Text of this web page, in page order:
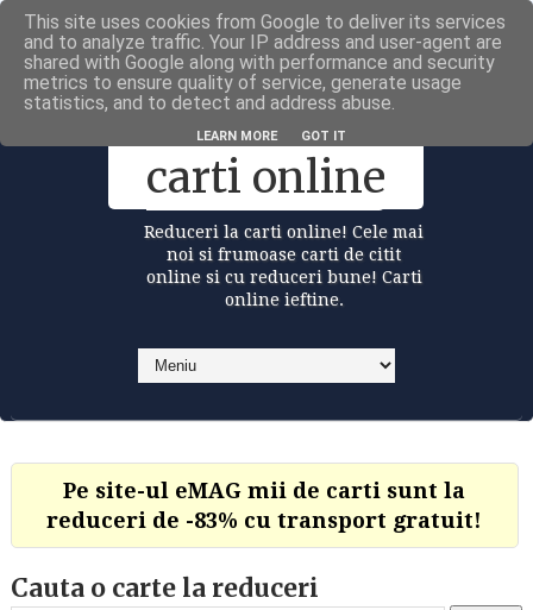
Carti la reduceri @Facebook
Reduceri la
carti online
Reduceri la carti online! Cele mai
noi si frumoase carti de citit
online si cu reduceri bune! Carti
online ieftine.
Pe site-ul eMAG mii de carti sunt la
reduceri de -83% cu transport gratuit!
Cauta o carte la reduceri
This site uses cookies from Google to deliver its services
and to analyze traffic. Your IP address and user-agent are
shared with Google along with performance and security
metrics to ensure quality of service, generate usage
statistics, and to detect and address abuse.
LEARN MORE GOT IT